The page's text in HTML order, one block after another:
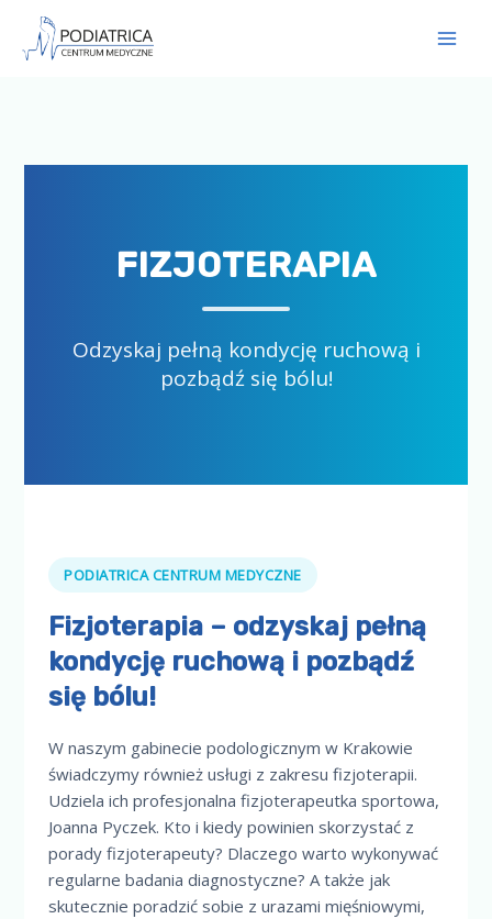
Przejdź
FIZJOTERAPIA
Odzyskaj pełną kondycję ruchową i
pozbądź się bólu!
PODIATRICA CENTRUM MEDYCZNE
Fizjoterapia – odzyskaj pełną
kondycję ruchową i pozbądź
się bólu!
W naszym gabinecie podologicznym w Krakowie
świadczymy również usługi z zakresu fizjoterapii.
Udziela ich profesjonalna fizjoterapeutka sportowa,
Joanna Pyczek. Kto i kiedy powinien skorzystać z
porady fizjoterapeuty? Dlaczego warto wykonywać
regularne badania diagnostyczne? A także jak
skutecznie poradzić sobie z urazami mięśniowymi,